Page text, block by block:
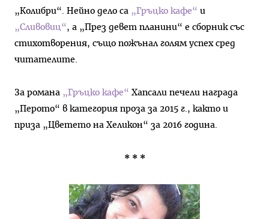
„Колибри“. Нейно дело са „Гръцко кафе“ и
„Сливовиц“, а „През девет планини“ е сборник със
стихотворения, също пожънал голям успех сред
читателите.
За романа „Гръцко кафе“ Хапсали печели награда
„Перото“ в категория проза за 2015 г., както и
приза „Цветето на Хеликон“ за 2016 година.
* * *